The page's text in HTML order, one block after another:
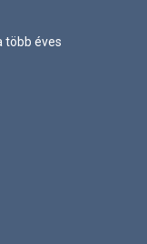
több éves